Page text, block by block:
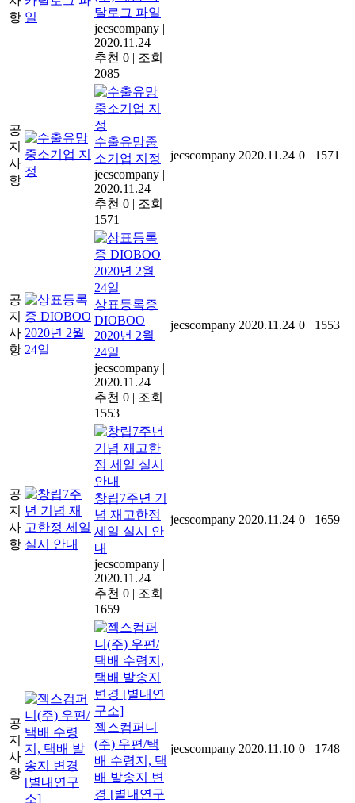
항
탈로그 파일
jecscompany |
2020.11.24 |
추천 0 | 조회
2085
공
지
사
항
수출유망중
소기업 지정
jecscompany |
2020.11.24 |
추천 0 | 조회
1571
jecscompany 2020.11.24 0 1571
공
지
사
항
상표등록증
DIOBOO
2020년 2월
24일
jecscompany |
2020.11.24 |
추천 0 | 조회
1553
jecscompany 2020.11.24 0 1553
공
지
사
항
창립7주년 기
념 재고한정
세일 실시 안
내
jecscompany |
2020.11.24 |
추천 0 | 조회
1659
jecscompany 2020.11.24 0 1659
공
지
사
항
젝스컴퍼니
(주) 우편/택
배 수령지, 택
배 발송지 변
경 [별내연구
jecscompany 2020.11.10 0 1748